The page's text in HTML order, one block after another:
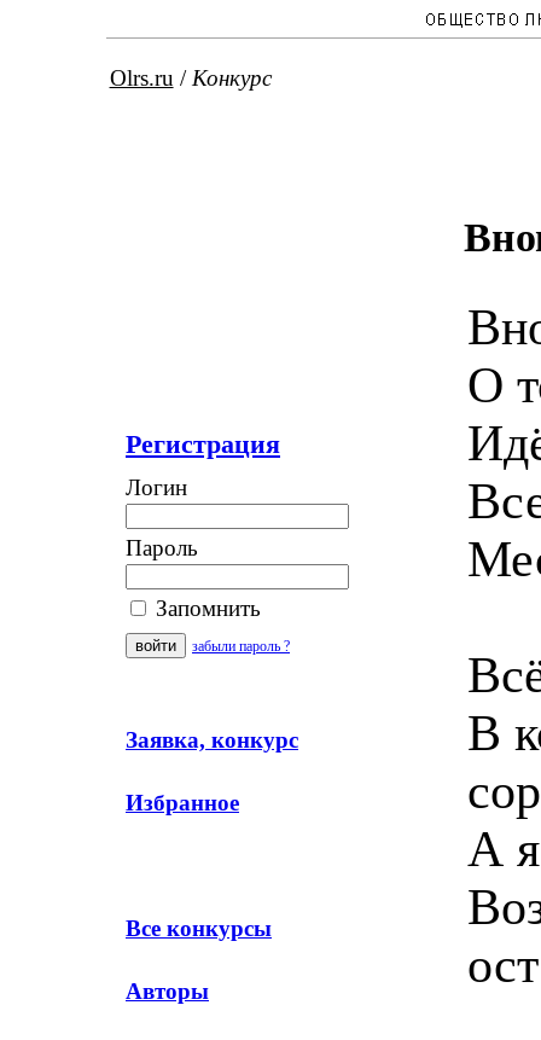
Olrs.ru / Конкурс
Регистрация
Логин
Пароль
Запомнить
забыли пароль ?
Заявка, конкурс
Избранное
Все конкурсы
Авторы
О
В
А